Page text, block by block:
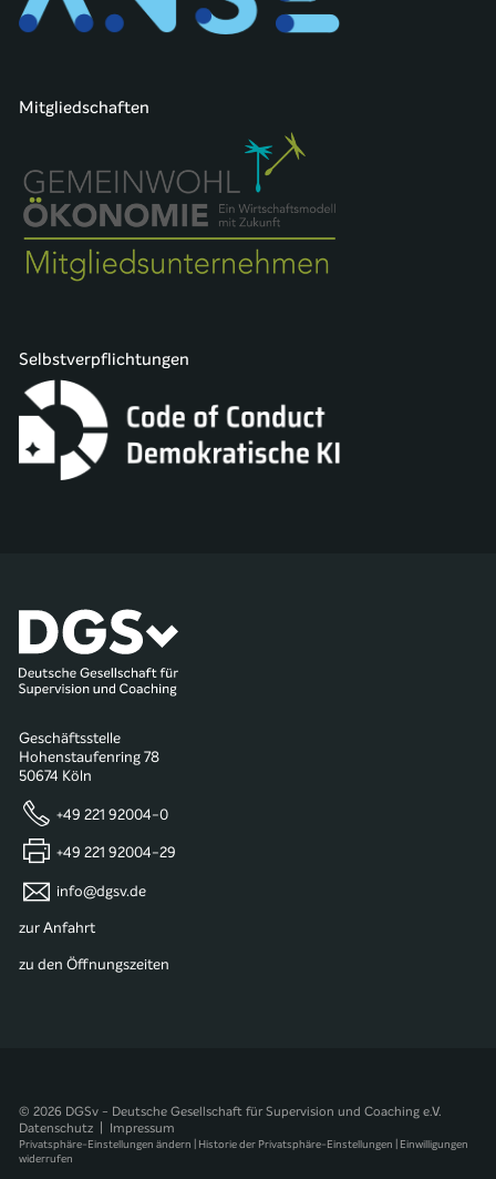
Mitgliedschaften
Selbstverpflichtungen
Geschäftsstelle
Hohenstaufenring 78
50674 Köln
+49 221 92004-0
+49 221 92004-29
info@dgsv.de
zur Anfahrt
zu den Öffnungszeiten
© 2026 DGSv - Deutsche Gesellschaft für Supervision und Coaching e.V.
Datenschutz
Impressum
Privatsphäre-Einstellungen ändern | Historie der Privatsphäre-Einstellungen | Einwilligungen
widerrufen